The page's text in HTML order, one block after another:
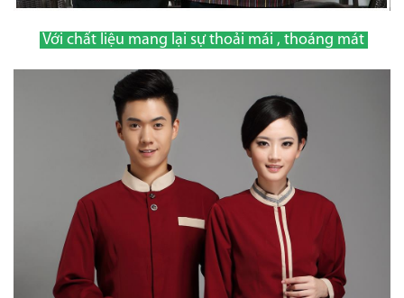
Với chất liệu mang lại sự thoải mái , thoáng mát